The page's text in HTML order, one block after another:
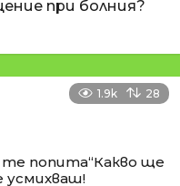
при болния?
1.9k 28
попита“Какво ще
усмихваш!